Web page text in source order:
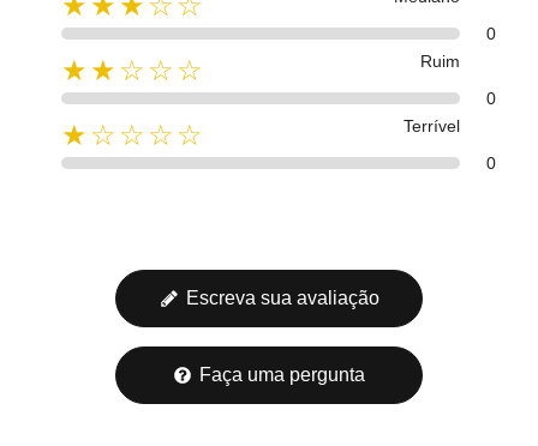
0
★★☆☆☆
Ruim
0
★☆☆☆☆
Terrível
0
Escreva sua avaliação
Faça uma pergunta